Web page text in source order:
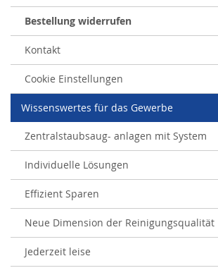
Bestellung widerrufen
Kontakt
Cookie Einstellungen
Wissenswertes für das Gewerbe
Zentralstaubsaug- anlagen mit System
Individuelle Lösungen
Effizient Sparen
Neue Dimension der Reinigungsqualität
Jederzeit leise